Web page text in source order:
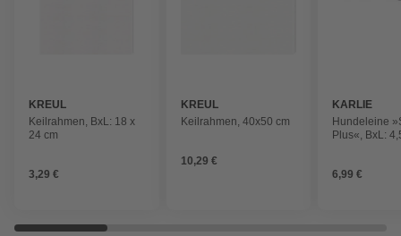
KREUL
Keilrahmen, BxL: 18 x
24 cm
3,29 €
KREUL
Keilrahmen, 40x50 cm
10,29 €
KARLIE
Hundeleine
Plus«, BxL:
6,99 €